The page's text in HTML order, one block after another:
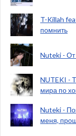
T-Killah
помнить
Nuteki -
NUTEKI -
мира по
Nuteki -
меня,